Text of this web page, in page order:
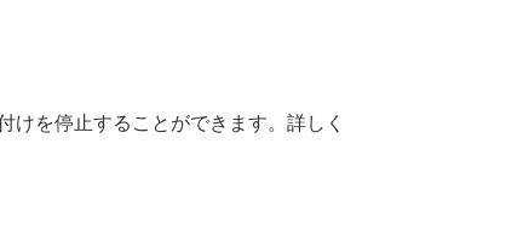
を停止することができます。詳しく